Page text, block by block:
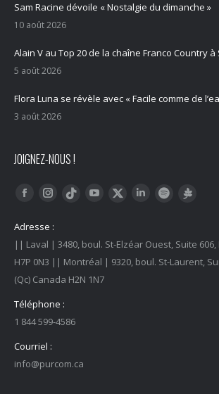
Sam Racine dévoile « Nostalgie du dimanche »
10 août 2026
Alain V au Top 20 de la chaîne Franco Country à
5 août 2026
Flora Luna se révèle avec « Facile comme de
3 août 2026
JOIGNEZ-NOUS !
Trouvez nous sur :
FacebookInstagram
Tiktok YouTubeTwitter LinkedInSpotify
Adresse :
|| Laval | 3480, boul. St-Elzéar Ouest, Suite 606,
H7P 0N3 || Montréal | 9320, boul. St-Laurent,
(Qc) Canada H2N 1N7
Téléphone :
1 844 599-4586
Courriel :
info@purcom.ca